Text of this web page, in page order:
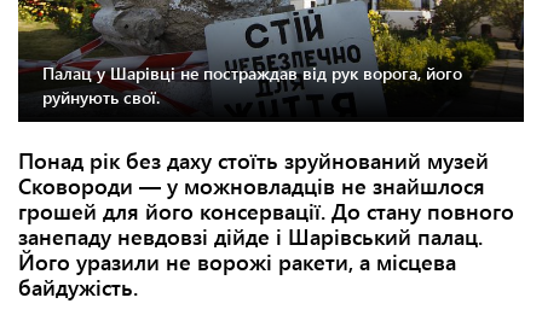
Палац у Шарівці не постраждав від рук ворога, його
руйнують свої.
Понад рік без даху стоїть зруйнований музей
Сковороди — у можновладців не знайшлося
грошей для його консервації. До стану повного
занепаду невдовзі дійде і Шарівський палац.
Його уразили не ворожі ракети, а місцева
байдужість.